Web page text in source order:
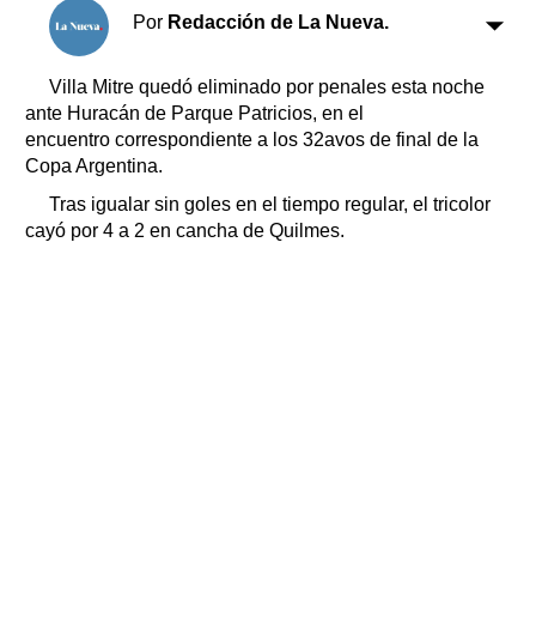
Clasificados
Horóscopo
Suplementos
Servicios
Farmacias
Transportes
Datos Útiles
Fúnebres
Por Redacción de La Nueva.
Villa Mitre quedó eliminado por penales esta noche
ante Huracán de Parque Patricios, en el
encuentro correspondiente a los 32avos de final de la
Copa Argentina.
Tras igualar sin goles en el tiempo regular, el tricolor
cayó por 4 a 2 en cancha de Quilmes.